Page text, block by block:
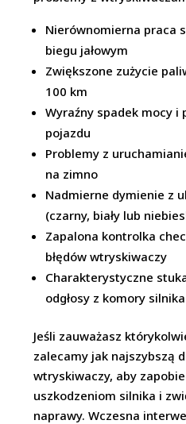
Nierównomierna praca
biegu jałowym
Zwiększone zużycie
100 km
Wyraźny spadek mocy i
pojazdu
Problemy z
na zimno
Nadmierne dymienie z
(czarny, biały lub
Zapalona kontrolka
błędów wtryskiwaczy
Charakterystyczne
odgłosy z komory silnika
Jeśli zauważasz
zalecamy jak najszybszą
wtryskiwaczy, aby
uszkodzeniom silnika i
naprawy. Wczesna